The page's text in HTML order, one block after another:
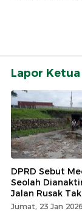
Lapor Ketua
DPRD Sebut
Seolah
Jalan Rusak
Jumat, 23 Jan